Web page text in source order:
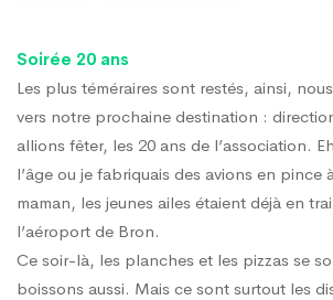
Soirée 20 ans
Les plus téméraires sont restés, ainsi,
vers notre prochaine destination :
allions fêter, les 20 ans de l’association.
l’âge ou je fabriquais des avions en pince
maman, les jeunes ailes étaient déjà en
l’aéroport de Bron.
Ce soir-là, les planches et les pizzas se
boissons aussi. Mais ce sont surtout les